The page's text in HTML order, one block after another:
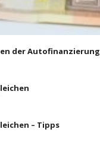
der Autofinanzierung
– Tipps